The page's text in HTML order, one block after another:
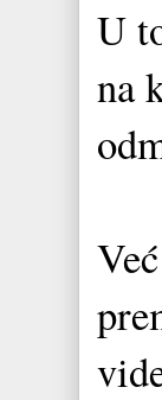
U
na